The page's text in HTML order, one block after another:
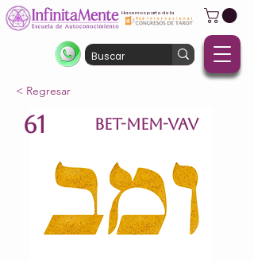
Hacemos parte de la
< Regresar
61 BET-MEM-VAV